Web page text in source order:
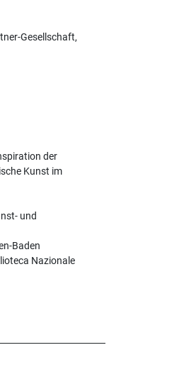
Gesellschaft,
der
Kunst im
und
Baden
Nazionale